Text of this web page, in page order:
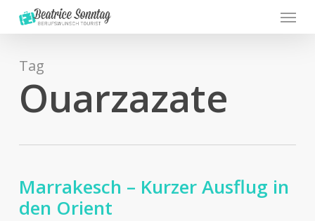
content
Menu
Tag
Ouarzazate
Marrakesch – Kurzer Ausflug in
den Orient